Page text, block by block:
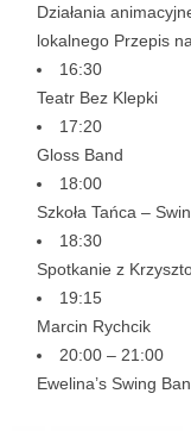
Działania
lokalnego Przepis
16:30
Teatr Bez Klepki
17:20
Gloss Band
18:00
Szkoła Tańca –
18:30
Spotkanie z
19:15
Marcin Rychcik
20:00 – 21:00
Ewelina’s Swing